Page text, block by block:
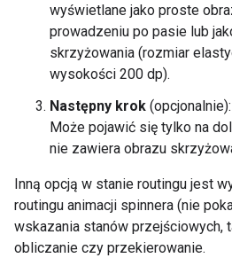
wyświetlane jako proste
prowadzeniu po pasie lub
skrzyżowania (rozmiar
wysokości 200 dp).
Następny krok
Może pojawić się tylko na
nie zawiera obrazu
Inną opcją w stanie routingu jest
routingu animacji spinnera (nie
wskazania stanów przejściowych,
obliczanie czy przekierowanie.